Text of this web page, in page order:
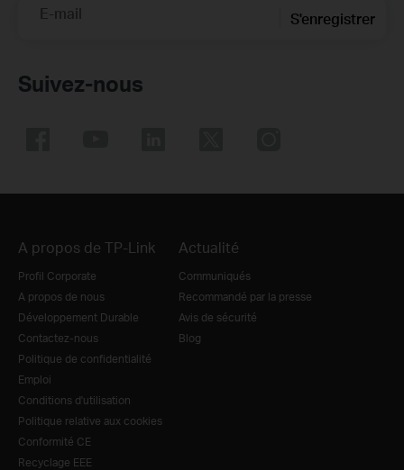
E-mail S'enregistrer
Suivez-nous
A propos de TP-Link
Profil Corporate
A propos de nous
Développement Durable
Contactez-nous
Politique de confidentialité
Emploi
Conditions d'utilisation
Politique relative aux cookies
Conformité CE
Recyclage EEE
Actualité
Communiqués
Recommandé par la presse
Avis de sécurité
Blog